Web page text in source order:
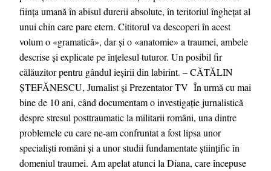
ființa umană în abisul durerii absolute, în teritoriul înghețat al
unui chin care pare etern. Cititorul va descoperi în acest
volum o «gramatică», dar și o «anatomie» a traumei, ambele
descrise și explicate pe înțelesul tuturor. Un posibil fir
călăuzitor pentru gândul ieșirii din labirint. – CĂTĂLIN
ȘTEFĂNESCU, Jurnalist și Prezentator TV În urmă cu mai
bine de 10 ani, când documentam o investigație jurnalistică
despre stresul posttraumatic la militarii români, una dintre
problemele cu care ne-am confruntat a fost lipsa unor
specialiști români și a unor studii fundamentate științific în
domeniul traumei. Am apelat atunci la Diana, care începuse